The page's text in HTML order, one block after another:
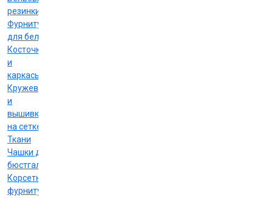
резинки
Фурнитура
для белья
Косточки
и
каркасы
Кружево
и
вышивка
на сетке
Ткани
Чашки для
бюстгальтеров
Корсетная
фурнитура